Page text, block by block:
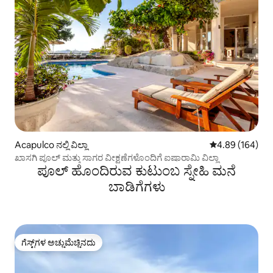
Acapulco ನಲ್ಲಿ ವಿಲ್ಲಾ 5 ರಲ್ಲಿ 4.89
4.89 (164)
ಖಾಸಗಿ ಪೂಲ್ ಮತ್ತು ಸಾಗರ ವೀಕ್ಷಣೆಗಳೊಂದಿಗೆ ಐಷಾರಾಮಿ ವಿಲ್ಲಾ
ಪೂಲ್ ಹೊಂದಿರುವ ಕುಟುಂಬ ಸ್ನೇಹಿ ಮನೆ
ಬಾಡಿಗೆಗಳು
ಗೆಸ್ಟ್‌ಗಳ ಅಚ್ಚುಮೆಚ್ಚಿನದು
ಗೆಸ್ಟ್‌ಗಳ ಅಚ್ಚುಮೆಚ್ಚಿನದು